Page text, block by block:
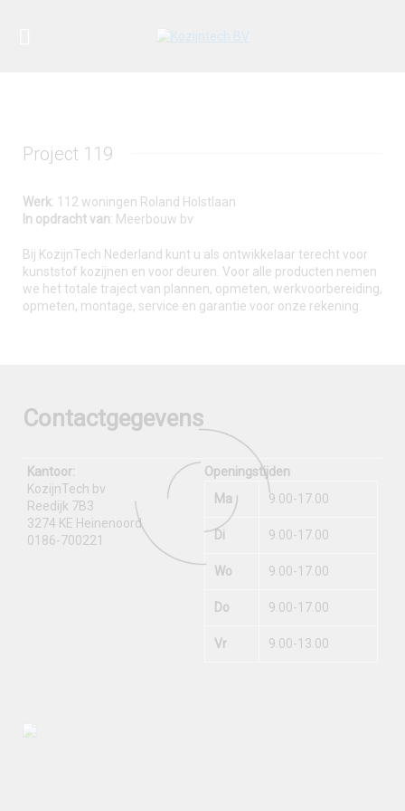
Project 119
Werk: 112 woningen Roland Holstlaan
In opdracht van: Meerbouw bv
Bij KozijnTech Nederland kunt u als ontwikkelaar terecht voor
kunststof kozijnen en voor deuren. Voor alle producten nemen
we het totale traject van plannen, opmeten, werkvoorbereiding,
opmeten, montage, service en garantie voor onze rekening.
Contactgegevens
Kantoor:
KozijnTech bv
Reedijk 7B3
3274 KE Heinenoord
0186-700221
Openingstijden
Ma
9.00-17.00
Di 9.00-17.00
Wo 9.00-17.00
Do 9.00-17.00
Vr 9.00-13.00